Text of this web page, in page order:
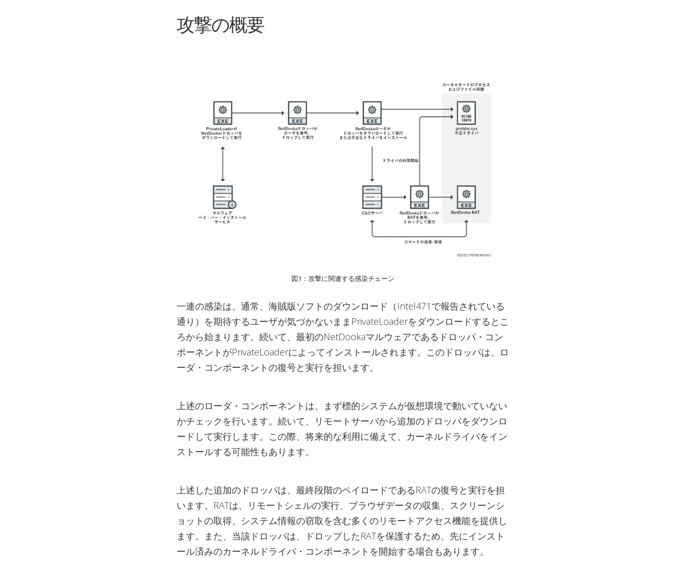
攻撃の概要
図1：攻撃に関連する感染チェーン
一連の感染は、通常、海賊版ソフトのダウンロード（Intel471で報告されている
通り）を期待するユーザが気づかないままPrivateLoaderをダウンロードするとこ
ろから始まります。続いて、最初のNetDookaマルウェアであるドロッパ・コン
ポーネントがPrivateLoaderによってインストールされます。このドロッパは、ロ
ーダ・コンポーネントの復号と実行を担います。
上述のローダ・コンポーネントは、まず標的システムが仮想環境で動いていない
かチェックを行います。続いて、リモートサーバから追加のドロッパをダウンロ
ードして実行します。この際、将来的な利用に備えて、カーネルドライバをイン
ストールする可能性もあります。
上述した追加のドロッパは、最終段階のペイロードであるRATの復号と実行を担
います。RATは、リモートシェルの実行、ブラウザデータの収集、スクリーンシ
ョットの取得、システム情報の窃取を含む多くのリモートアクセス機能を提供し
ます。また、当該ドロッパは、ドロップしたRATを保護するため、先にインスト
ール済みのカーネルドライバ・コンポーネントを開始する場合もあります。